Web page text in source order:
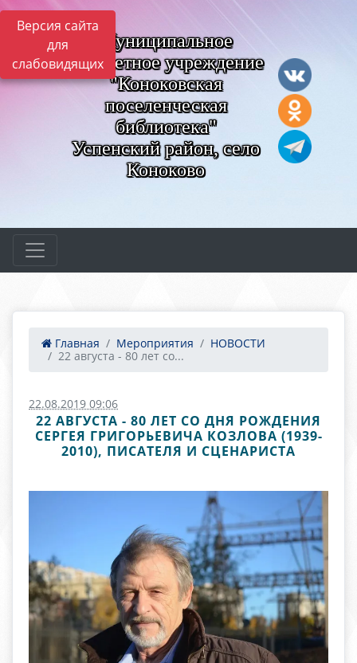
Версия сайта
для
слабовидящих
Муниципальное
бюджетное учреждение
"Коноковская
поселенческая
библиотека"
Успенский район, село
Коноково
Главная Мероприятия
НОВОСТИ
22 августа - 80 лет со...
22.08.2019 09:06
22 АВГУСТА - 80 ЛЕТ СО ДНЯ РОЖДЕНИЯ
СЕРГЕЯ ГРИГОРЬЕВИЧА КОЗЛОВА (1939-
2010), ПИСАТЕЛЯ И СЦЕНАРИСТА